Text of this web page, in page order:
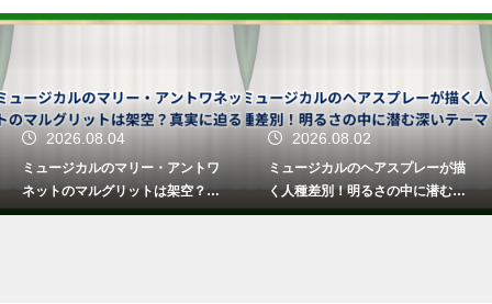
2026.08.04
ミュージカルのマリー・アントワ
ネットのマルグリットは架空？真
実に迫る
2026.08.02
ミュージカルのヘアスプレーが描
く人種差別！明るさの中に潜む深
いテーマ